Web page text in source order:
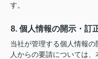
す。
8. 個人情報の開示・訂
当社が管理する個人情報
人からの要請については